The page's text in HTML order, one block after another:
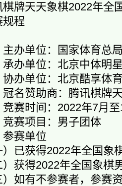
天天象棋2022年全
程
单位：国家体育总局
单位：北京中体明星
单位：北京酷享体育
赞助商：腾讯棋牌
时间：2022年7月至
项目：男子团体
赛单位
获得2022年全国象
得2022年全国象棋
有不参赛者，参赛资